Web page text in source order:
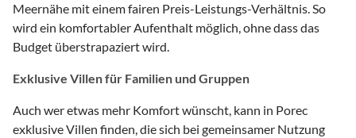
Meernähe mit einem fairen Preis-Leistungs-Verhältnis. So
wird ein komfortabler Aufenthalt möglich, ohne dass das
Budget überstrapaziert wird.
Exklusive Villen für Familien und Gruppen
Auch wer etwas mehr Komfort wünscht, kann in Porec
exklusive Villen finden, die sich bei gemeinsamer Nutzung